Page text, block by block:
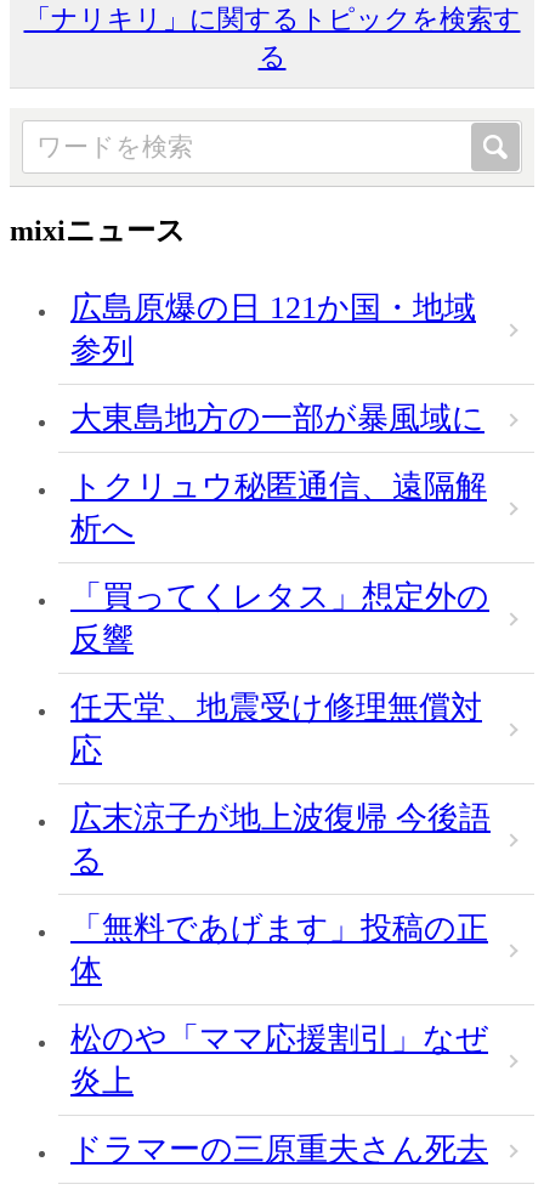
「ナリキリ」に関するトピックを検索す
る
mixiニュース
広島原爆の日 121か国・地域
参列
大東島地方の一部が暴風域に
トクリュウ秘匿通信、遠隔解
析へ
「買ってくレタス」想定外の
反響
任天堂、地震受け修理無償対
応
広末涼子が地上波復帰 今後語
る
「無料であげます」投稿の正
体
松のや「ママ応援割引」なぜ
炎上
ドラマーの三原重夫さん死去